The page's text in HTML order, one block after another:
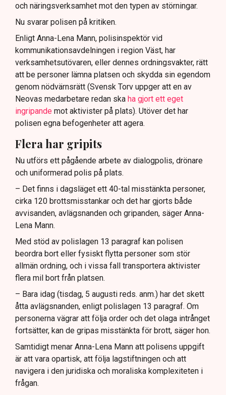
och näringsverksamhet mot den typen av störningar.
Nu svarar polisen på kritiken.
Enligt Anna-Lena Mann, polisinspektör vid
kommunikationsavdelningen i region Väst, har
verksamhetsutövaren, eller dennes ordningsvakter, rätt
att be personer lämna platsen och skydda sin egendom
genom nödvärnsrätt (Svensk Torv uppger att en av
Neovas medarbetare redan ska ha gjort ett eget
ingripande mot aktivister på plats). Utöver det har
polisen egna befogenheter att agera.
Flera har gripits
Nu utförs ett pågående arbete av dialogpolis, drönare
och uniformerad polis på plats.
– Det finns i dagsläget ett 40-tal misstänkta personer,
cirka 120 brottsmisstankar och det har gjorts både
avvisanden, avlägsnanden och gripanden, säger Anna-
Lena Mann.
Med stöd av polislagen 13 paragraf kan polisen
beordra bort eller fysiskt flytta personer som stör
allmän ordning, och i vissa fall transportera aktivister
flera mil bort från platsen.
– Bara idag (tisdag, 5 augusti reds. anm.) har det skett
åtta avlägsnanden, enligt polislagen 13 paragraf. Om
personerna vägrar att följa order och det olaga intrånget
fortsätter, kan de gripas misstänkta för brott, säger hon.
Samtidigt menar Anna-Lena Mann att polisens uppgift
är att vara opartisk, att följa lagstiftningen och att
navigera i den juridiska och moraliska komplexiteten i
frågan.